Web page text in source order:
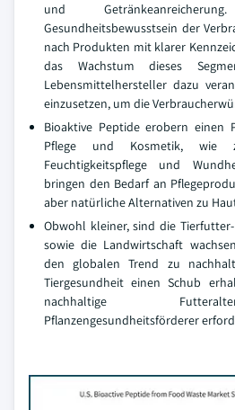
und
Gesundheitsbewusstsein der
nach Produkten mit klarer
das Wachstum dieses
Lebensmittelhersteller dazu
einzusetzen, um die
Bioaktive Peptide erobern einen
Pflege und Kosmetik, wie
Feuchtigkeitspflege und
bringen den Bedarf an
aber natürliche Alternativen zu
Obwohl kleiner, sind die
sowie die Landwirtschaft
den globalen Trend zu
Tiergesundheit einen Schub
nachhaltige
Pflanzengesundheitsförderer